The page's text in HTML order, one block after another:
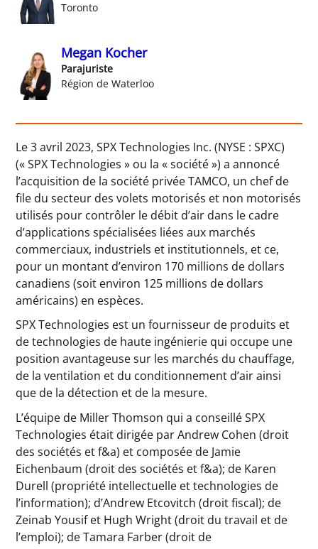
Toronto
Megan Kocher
Parajuriste
Région de Waterloo
Le 3 avril 2023, SPX Technologies Inc. (NYSE : SPXC)
(« SPX Technologies » ou la « société ») a annoncé
l’acquisition de la société privée TAMCO, un chef de
file du secteur des volets motorisés et non motorisés
utilisés pour contrôler le débit d’air dans le cadre
d’applications spécialisées liées aux marchés
commerciaux, industriels et institutionnels, et ce,
pour un montant d’environ 170 millions de dollars
canadiens (soit environ 125 millions de dollars
américains) en espèces.
SPX Technologies est un fournisseur de produits et
de technologies de haute ingénierie qui occupe une
position avantageuse sur les marchés du chauffage,
de la ventilation et du conditionnement d’air ainsi
que de la détection et de la mesure.
L’équipe de Miller Thomson qui a conseillé SPX
Technologies était dirigée par Andrew Cohen (droit
des sociétés et f&a) et composée de Jamie
Eichenbaum (droit des sociétés et f&a); de Karen
Durell (propriété intellectuelle et technologies de
l’information); d’Andrew Etcovitch (droit fiscal); de
Zeinab Yousif et Hugh Wright (droit du travail et de
l’emploi); de Tamara Farber (droit de